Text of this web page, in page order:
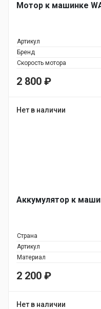
Мотор к машинке
Артикул
Бренд
Скорость мотора
2 800 ₽
Нет в наличии
Аккумулятор к
Страна
Артикул
Материал
2 200 ₽
Нет в наличии